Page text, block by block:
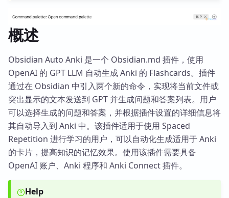
概述
Obsidian Auto Anki 是一个 Obsidian.md 插件，使用
OpenAI 的 GPT LLM 自动生成 Anki 的 Flashcards。插件
通过在 Obsidian 中引入两个新的命令，实现将当前文件或
突出显示的文本发送到 GPT 并生成问题和答案列表。用户
可以选择生成的问题和答案，并根据插件设置的详细信息将
其自动导入到 Anki 中。该插件适用于使用 Spaced
Repetition 进行学习的用户，可以自动化生成适用于 Anki
的卡片，提高知识的记忆效果。使用该插件需要具备
OpenAI 账户、Anki 程序和 Anki Connect 插件。
Help